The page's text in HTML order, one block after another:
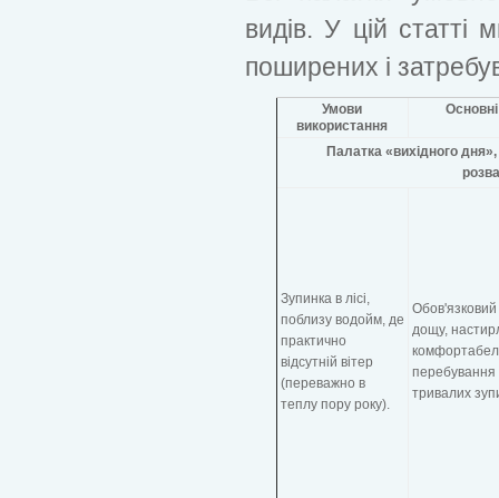
видів. У цій статті
поширених і
Умови
використання
Палатка «вихідного
Зупинка в лісі,
поблизу водойм, де
практично
відсутній вітер
(переважно в
теплу пору року).
Обов'язковий
дощу,
перебування
тривалих